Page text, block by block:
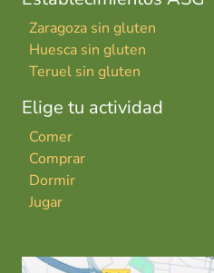
Zaragoza sin gluten
Huesca sin gluten
Teruel sin gluten
Elige tu actividad
Comer
Comprar
Dormir
Jugar